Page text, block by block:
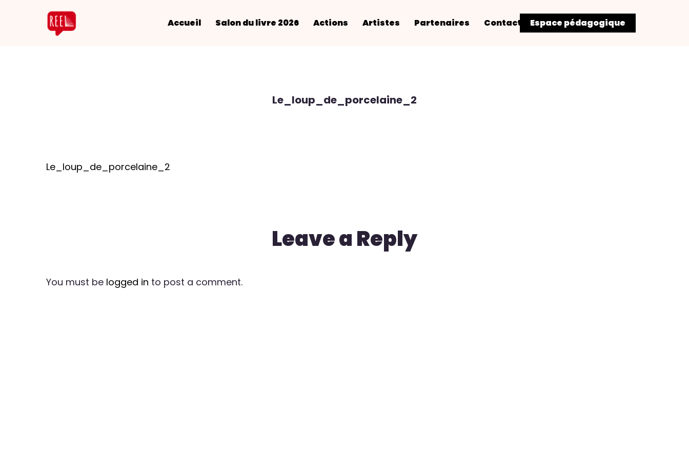
Accueil Salon du livre 2026 Actions Artistes Partenaires Contact Espace pédagogique
Le_loup_de_porcelaine_2
Le_loup_de_porcelaine_2
Leave a Reply
You must be logged in to post a comment.